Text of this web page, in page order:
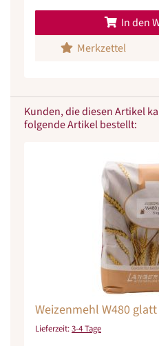
In den
Merkzettel
Kunden, die diesen Artikel
folgende Artikel bestellt:
Weizenmehl W480
Lieferzeit:3-4 Tage